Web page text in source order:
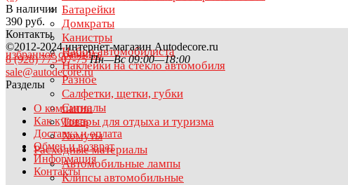
Батарейки
Домкраты
Канистры
Набор автомобилиста
Наклейки на стекло автомобиля
Разное
Салфетки, щетки, губки
Сигналы
Товары для отдыха и туризма
Хомуты
Расходные материалы
Автомобильные лампы
Клипсы автомобильные
избранное сравнить
В наличии
390 руб.
Контакты
©2012-2024 интернет-магазин Autodecore.ru
8 (928) 773-07-75 Пн—Вс 09:00—18:00
sale@autodecore.ru
Разделы
О компании
Как купить
Доставка и оплата
Обмен и возврат
Информация
Контакты